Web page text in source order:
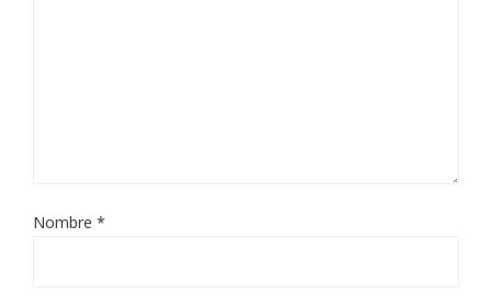
Nombre *